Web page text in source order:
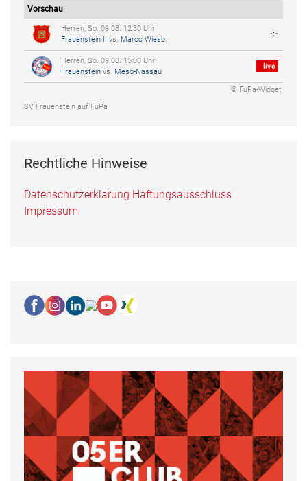
Vorschau
Herren, So. 09.08. 12:30 Uhr
Frauenstein II vs. Maroc Wiesb.
-:-
Herren, So. 09.08. 15:00 Uhr
Frauenstein vs. Meso-Nassau
live
© FuPa-Widget
SV Frauenstein auf FuPa
Rechtliche Hinweise
Datenschutzerklärung Haftungsausschluss
Impressum